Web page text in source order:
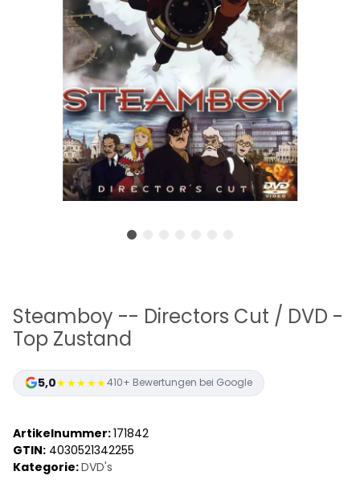
Steamboy -- Directors Cut / DVD -
Top Zustand
5,0★★★★★410+ Bewertungen bei Google
Artikelnummer:171842
GTIN: 4030521342255
Kategorie:DVD's